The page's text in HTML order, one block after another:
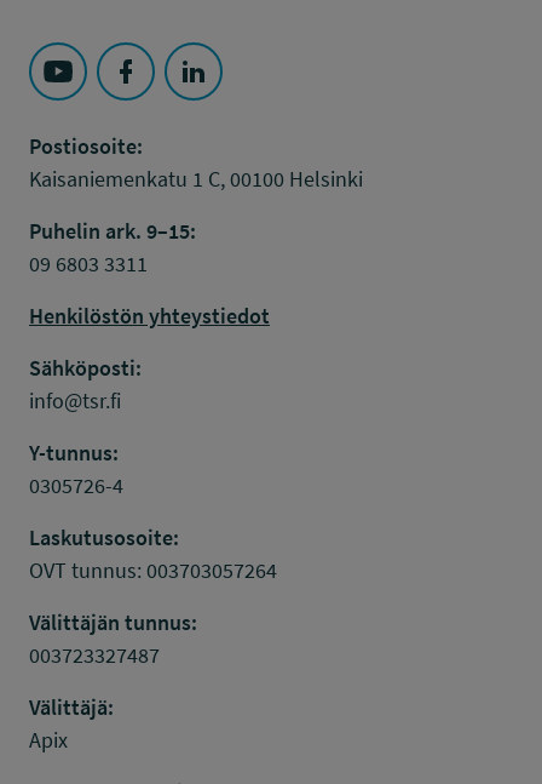
Seuraa Työsuojelurahasto kohteessa: YouTube
Seuraa Työsuojelurahasto kohteessa:
Seuraa Työsuojelurahasto kohteessa:
Postiosoite:
Kaisaniemenkatu 1 C, 00100 Helsinki
Puhelin ark. 9–15:
09 6803 3311
Henkilöstön yhteystiedot
Sähköposti:
info@tsr.fi
Y-tunnus:
0305726-4
Laskutusosoite:
OVT tunnus: 003703057264
Välittäjän tunnus:
003723327487
Välittäjä:
Apix